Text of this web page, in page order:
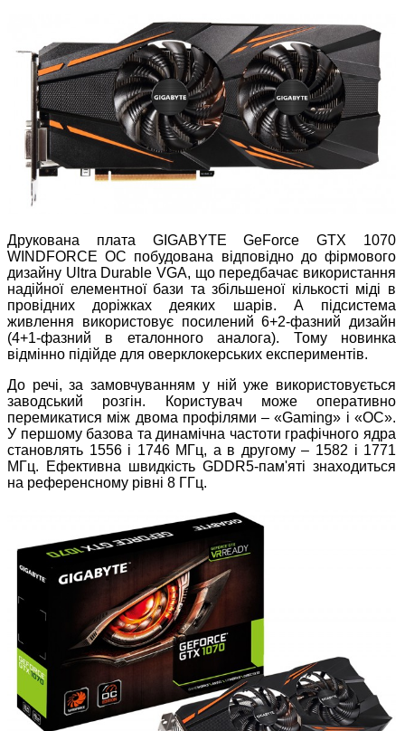
Друкована плата GIGABYTE GeForce GTX 1070
WINDFORCE OC побудована відповідно до фірмового
дизайну Ultra Durable VGA, що передбачає використання
надійної елементної бази та збільшеної кількості міді в
провідних доріжках деяких шарів. А підсистема
живлення використовує посилений 6+2-фазний дизайн
(4+1-фазний в еталонного аналога). Тому новинка
відмінно підійде для оверклокерських експериментів.
До речі, за замовчуванням у ній уже використовується
заводський розгін. Користувач може оперативно
перемикатися між двома профілями – «Gaming» і «OC».
У першому базова та динамічна частоти графічного ядра
становлять 1556 і 1746 МГц, а в другому – 1582 і 1771
МГц. Ефективна швидкість GDDR5-пам'яті знаходиться
на референсному рівні 8 ГГц.